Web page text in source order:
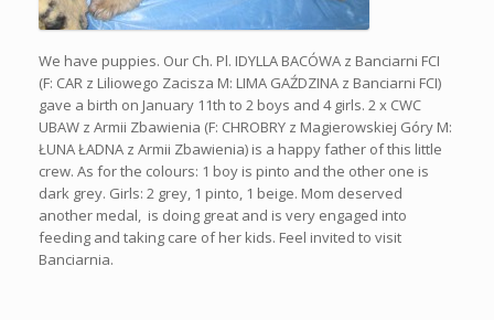
We have puppies. Our Ch. Pl. IDYLLA BACÓWA z Banciarni FCI
(F: CAR z Liliowego Zacisza M: LIMA GAŹDZINA z Banciarni FCI)
gave a birth on January 11th to 2 boys and 4 girls. 2 x CWC
UBAW z Armii Zbawienia (F: CHROBRY z Magierowskiej Góry M:
ŁUNA ŁADNA z Armii Zbawienia) is a happy father of this little
crew. As for the colours: 1 boy is pinto and the other one is
dark grey. Girls: 2 grey, 1 pinto, 1 beige. Mom deserved
another medal, is doing great and is very engaged into
feeding and taking care of her kids. Feel invited to visit
Banciarnia.